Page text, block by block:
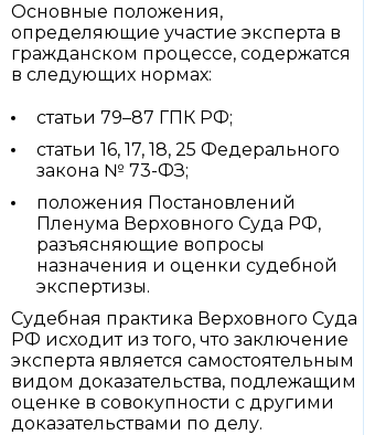
Основные положения,
определяющие участие эксперта в
гражданском процессе, содержатся
в следующих нормах:
статьи 79–87 ГПК РФ;
статьи 16, 17, 18, 25 Федерального
закона № 73-ФЗ;
положения Постановлений
Пленума Верховного Суда РФ,
разъясняющие вопросы
назначения и оценки судебной
экспертизы.
Судебная практика Верховного Суда
РФ исходит из того, что заключение
эксперта является самостоятельным
видом доказательства, подлежащим
оценке в совокупности с другими
доказательствами по делу.